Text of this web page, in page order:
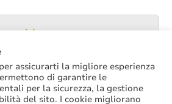
assicurarti la migliore esperienza
di garantire le
per la sicurezza, la gestione
del sito. I cookie migliorano